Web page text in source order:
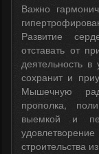
Важно
Развитие
отставать от
деятельность
сохранит и
Мышечную
прополка,
выемкой и
строительства